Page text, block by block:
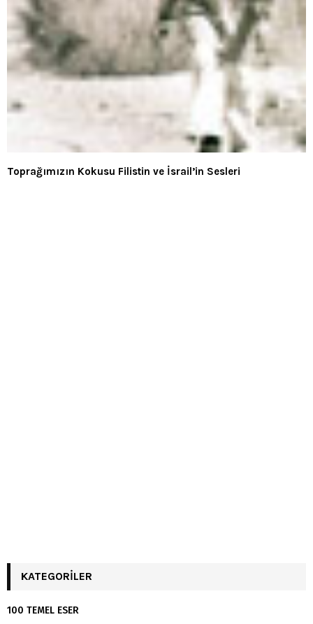
Toprağımızın Kokusu Filistin ve İsrail’in Sesleri
KATEGORILER
100 TEMEL ESER